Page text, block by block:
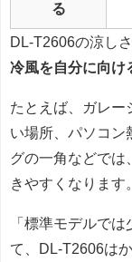
る
DL-T2606の涼しさ
冷風を自分に向け
たとえば、ガレー
い場所、パソコン
グの一角などでは
きやすくなります。
「標準モデルで
て、DL-T2606は